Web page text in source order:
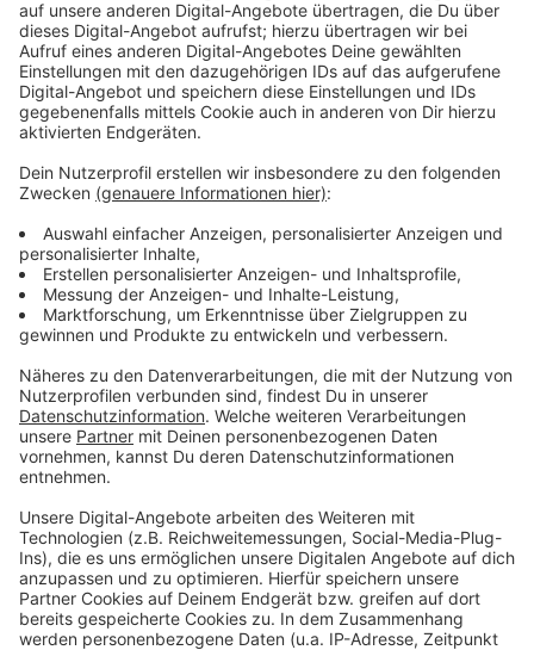
verteilt. Die legen damit an ihren Feldern freiwillig
Blühstreifen für Insekten, Vögel und andere Tiere an.
Wer beim Artenschutz mithelfen möchte, der kann
Bauern in Borken, Raesfeld und Reken als Blühpate
finanziell unterstützen. Für Projekte in Bocholt,
Südlohn und Vreden gibt es schon genug Paten.
Interessenten für Borken sollen sich beim
Hof Grave
in Gemen melden oder per Email an B.Grave@gmx.de
Interessenten für Reken sollen sich beiDavid Nieters
und Adrian Lammersmann von "my green nature"
Interessenten für Raesfeld sollen sich per Email an
den Hof Honvehlmann wenden:
info@dasdorfblüht.de
Anzeige